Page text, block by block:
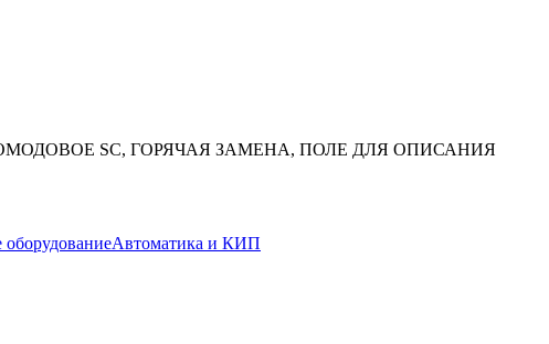
SC, ГОРЯЧАЯ ЗАМЕНА, ПОЛЕ ДЛЯ ОПИСАНИЯ
оборудованиеАвтоматика и КИП